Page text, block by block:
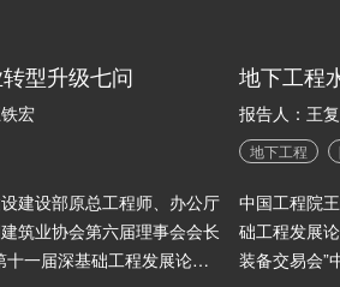
型升级七问
宏
建设部原总工程师、办公厅
筑业协会第六届理事会会长
十一届深基础工程发展论坛
地下工程
报告人：王
地下工程
中国工程院
础工程发展
装备交易会”